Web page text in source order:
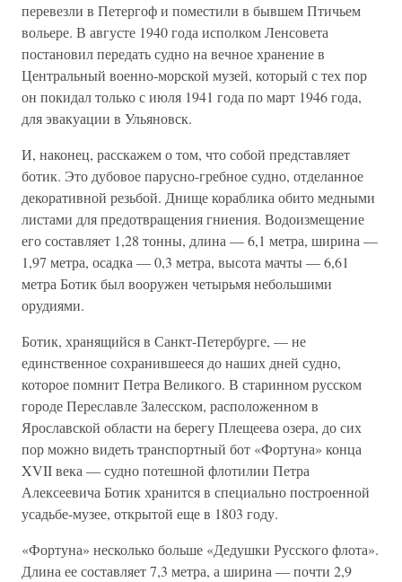
перевезли в Петергоф и поместили в бывшем Птичьем
вольере. В августе 1940 года исполком Ленсовета
постановил передать судно на вечное хранение в
Центральный военно-морской музей, который с тех пор
он покидал только с июля 1941 года по март 1946 года,
для эвакуации в Ульяновск.
И, наконец, расскажем о том, что собой представляет
ботик. Это дубовое парусно-гребное судно, отделанное
декоративной резьбой. Днище кораблика обито медными
листами для предотвращения гниения. Водоизмещение
его составляет 1,28 тонны, длина — 6,1 метра, ширина —
1,97 метра, осадка — 0,3 метра, высота мачты — 6,61
метра Ботик был вооружен четырьмя небольшими
орудиями.
Ботик, хранящийся в Санкт-Петербурге, — не
единственное сохранившееся до наших дней судно,
которое помнит Петра Великого. В старинном русском
городе Переславле Залесском, расположенном в
Ярославской области на берегу Плещеева озера, до сих
пор можно видеть транспортный бот «Фортуна» конца
XVII века — судно потешной флотилии Петра
Алексеевича Ботик хранится в специально построенной
усадьбе-музее, открытой еще в 1803 году.
«Фортуна» несколько больше «Дедушки Русского флота».
Длина ее составляет 7,3 метра, а ширина — почти 2,9